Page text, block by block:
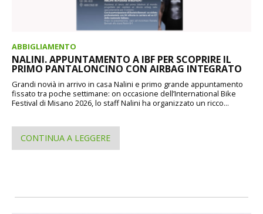
ABBIGLIAMENTO
NALINI. APPUNTAMENTO A IBF PER SCOPRIRE IL
PRIMO PANTALONCINO CON AIRBAG INTEGRATO
Grandi novià in arrivo in casa Nalini e primo grande appuntamento
fissato tra poche settimane: on occasione dell’International Bike
Festival di Misano 2026, lo staff Nalini ha organizzato un ricco...
CONTINUA A LEGGERE